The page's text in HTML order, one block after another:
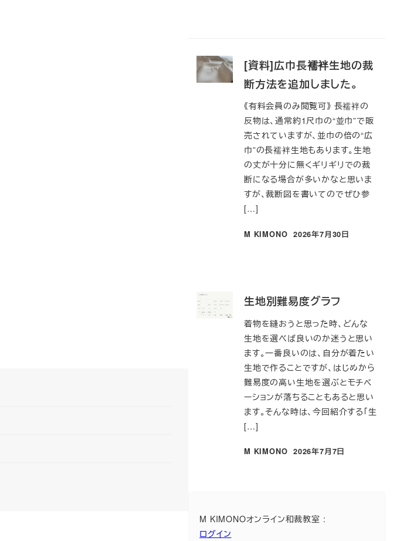
[資料]広巾長襦袢生地の裁
断方法を追加しました。
《有料会員のみ閲覧可》 長襦袢の
反物は、通常約1尺巾の“並巾”で販
売されていますが、並巾の倍の“広
巾”の長襦袢生地もあります。生地
の丈が十分に無くギリギリでの裁
断になる場合が多いかなと思いま
すが、裁断図を書いてのでぜひ参
[…]
M KIMONO
投稿日
2026年7月30日
生地別難易度グラフ
着物を縫おうと思った時、どんな
生地を選べば良いのか迷うと思い
ます。一番良いのは、自分が着たい
生地で作ることですが、はじめから
難易度の高い生地を選ぶとモチベ
ーションが落ちることもあると思い
ます。そんな時は、今回紹介する「生
[…]
M KIMONO
投稿日
2026年7月7日
M KIMONOオンライン和裁教室 :
ログイン